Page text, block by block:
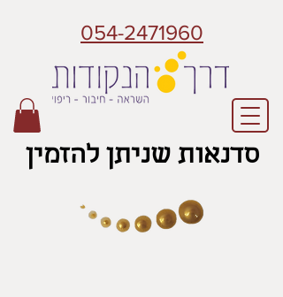
054-2471960
סדנאות שניתן להזמין